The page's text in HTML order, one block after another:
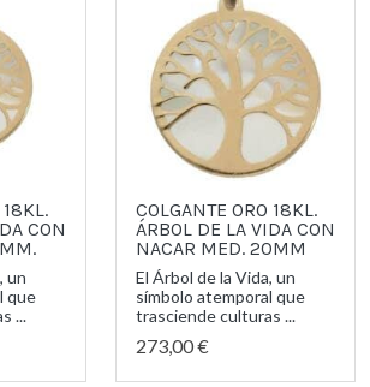
18KL.
CON
un
que
...
COLGANTE ORO 18KL.
ÁRBOL DE LA VIDA CON
NACAR MED. 20MM
El Árbol de la Vida, un
símbolo atemporal que
trasciende culturas ...
273,00 €